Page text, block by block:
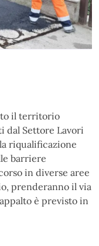
il territorio
dal Settore Lavori
riqualificazione
barriere
in diverse aree
prenderanno il via
è previsto in